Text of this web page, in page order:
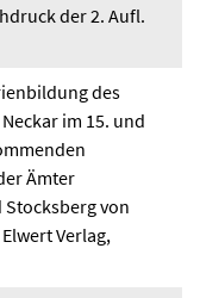
der 2. Aufl.
des
im 15. und
Ämter
von
Verlag,